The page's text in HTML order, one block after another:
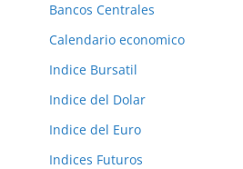
Bancos Centrales
Calendario economico
Indice Bursatil
Indice del Dolar
Indice del Euro
Indices Futuros